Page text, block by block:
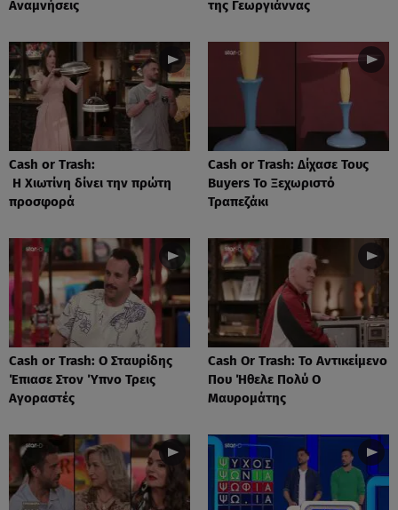
Αναμνήσεις
της Γεωργιάννας
Cash or Trash:
Η Χιωτίνη δίνει την πρώτη
προσφορά
Cash or Trash: Δίχασε Τους
Buyers Το Ξεχωριστό
Τραπεζάκι
Cash or Trash: Ο Σταυρίδης
Έπιασε Στον Ύπνο Τρεις
Αγοραστές
Cash Or Trash: Το Αντικείμενο
Που Ήθελε Πολύ Ο
Μαυρομάτης